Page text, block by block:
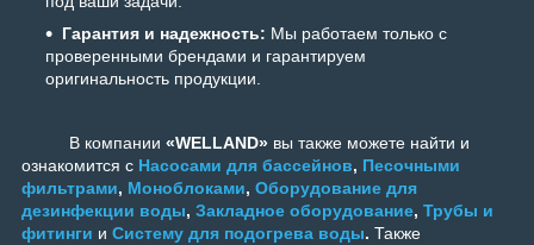
Гарантия и надежность: Мы работаем только с
проверенными брендами и гарантируем
оригинальность продукции.
В компании «WELLAND» вы также можете найти и
ознакомится с Насосами для бассейнов, Песочными
фильтрами, Моноблоками, Оборудование для
дезинфекции воды, Закладное оборудование, Трубы и
фитинги и Систему для подогрева воды. Также